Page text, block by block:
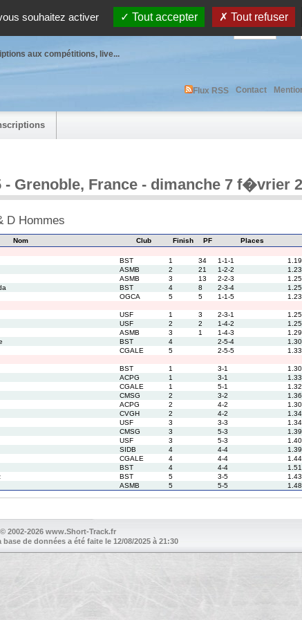
souhaitez activer Tout accepter Tout refuser
aux compétitions, live...
Contact
Flux RSS
Grenoble, France - dimanche 7 f�vrier
D Hommes
Nom Club Finish PF Places
BST 1 34 1-1-1
ASMB 2 21 1-2-2
ASMB 3 13 2-2-3
BST 4 8 2-3-4
OGCA 5 5 1-1-5
USF 1 3 2-3-1
USF 2 2 1-4-2
ASMB 3 1 1-4-3
BST 4 2-5-4
CGALE 5 2-5-5
BST 1 3-1
ACPG 1 3-1
CGALE 1 5-1
CMSG 2 3-2
ACPG 2 4-2
CVGH 2 4-2
USF 3 3-3
CMSG 3 5-3
USF 3 5-3
SIDB 4 4-4
CGALE 4 4-4
BST 4 4-4
BST 5 3-5
ASMB 5 5-5
2002-2026 www.Short-Track.fr
de données a été faite le 12/08/2025 à 21:30